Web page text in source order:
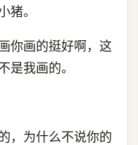
猪。
你画的挺好啊，这
是我画的。
，为什么不说你的